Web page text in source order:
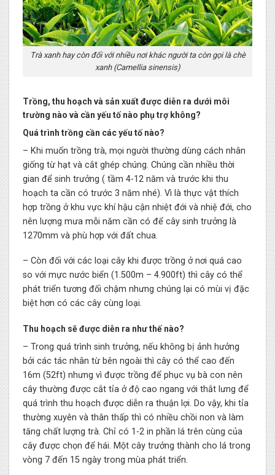
Trà xanh hay còn đối với nhiều nơi khác người ta còn gọi là chè
xanh (Camellia sinensis)
Trồng, thu hoạch và sản xuất được diễn ra dưới môi
trường nào và cần yếu tố nào phụ trợ không?
Quá trình trồng cần các yếu tố nào?
– Khi muốn trồng trà, mọi người thường dùng cách nhân
giống từ hạt và cắt ghép chúng. Chúng cần nhiều thời
gian để sinh trưởng ( tầm 4-12 năm và trước khi thu
hoạch ta cần có trước 3 năm nhé). Vì là thực vật thích
hợp trồng ở khu vực khí hậu cận nhiệt đới và nhiệ đới, cho
nên lượng mưa mỗi năm cần có để cây sinh trưởng là
1270mm và phù hợp với đất chua.
– Còn đối với các loại cây khi được trồng ở nơi quá cao
so với mực nước biển (1.500m – 4.900ft) thì cây có thể
phát triển tương đối chậm nhưng chúng lại có mùi vị đặc
biệt hơn có các cây cùng loại.
Thu hoạch sẽ được diễn ra như thế nào?
– Trong quá trình sinh trưởng, nếu không bị ảnh hưởng
bởi các tác nhân từ bên ngoài thì cây có thể cao đến
16m (52ft) nhưng vì được trồng để phục vụ bà con nên
cây thường được cắt tỉa ở độ cao ngang với thắt lưng để
quá trình thu hoạch được diễn ra thuận lợi. Do vậy, khi tỉa
thường xuyên và thân thấp thì có nhiều chồi non và làm
tăng chất lượng trà. Chỉ có 1-2 in phần lá trên cùng của
cây được chọn để hái. Một cây trưởng thành cho lá trong
vòng 7 đến 15 ngày trong mùa phát triển.